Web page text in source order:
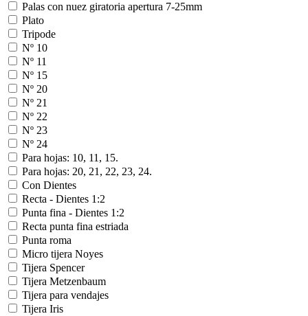
Palas con nuez giratoria apertura 7-25mm
Plato
Tripode
Nº 10
Nº 11
Nº 15
Nº 20
Nº 21
Nº 22
Nº 23
Nº 24
Para hojas: 10, 11, 15.
Para hojas: 20, 21, 22, 23, 24.
Con Dientes
Recta - Dientes 1:2
Punta fina - Dientes 1:2
Recta punta fina estriada
Punta roma
Micro tijera Noyes
Tijera Spencer
Tijera Metzenbaum
Tijera para vendajes
Tijera Iris